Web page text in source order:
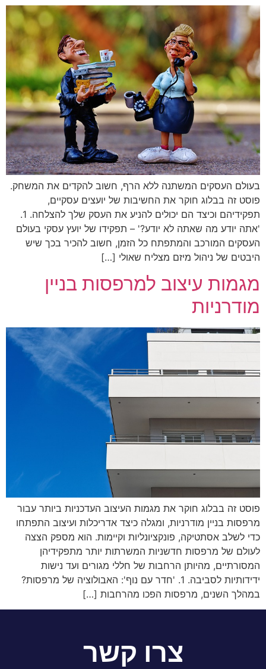
בעולם העסקים המשתנה ללא הרף, חשוב להקדים את המשחק.
פוסט זה בבלוג חוקר את החשיבות של יועצים עסקיים,
תפקידיהם וכיצד הם יכולים להניע את העסק שלך להצלחה. 1.
'אתה יודע מה שאתה לא יודע?' – תפקידו של יועץ עסקי בעולם
העסקים המורכב והמתפתח כל הזמן, חשוב להכיר בכך שיש
היבטים של ניהול מיזם מצליח שאולי […]
מגמות עיצוב למרפסות בניין
מודרניות
פוסט זה בבלוג חוקר את מגמות העיצוב העדכניות ביותר עבור
מרפסות בניין מודרניות, ומגלה כיצד אדריכלות ועיצוב התפתחו
כדי לשלב אסתטיקה, פונקציונליות וקיימות. הוא מספק הצצה
לעולם של מרפסות חדשניות המשרתות יותר מתפקידיהן
המסורתיים, מהיותן הרחבות של חללי מגורים ועד נישות
ידידותיות לסביבה. 1. 'חדר עם נוף': האבולוציה של מרפסות?
במהלך השנים, מרפסות הפכו מהרחבות […]
צרו קשר